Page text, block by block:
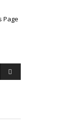
Page